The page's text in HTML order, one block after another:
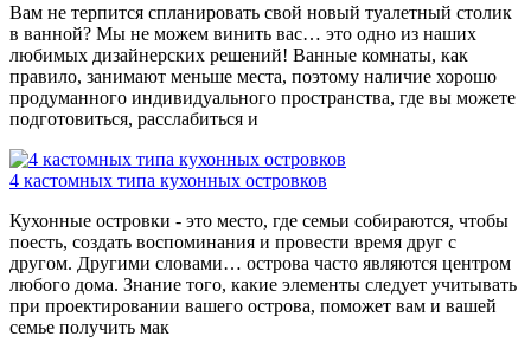
Вам не терпится спланировать свой новый туалетный столик
в ванной? Мы не можем винить вас… это одно из наших
любимых дизайнерских решений! Ванные комнаты, как
правило, занимают меньше места, поэтому наличие хорошо
продуманного индивидуального пространства, где вы можете
подготовиться, расслабиться и
4 кастомных типа кухонных островков
Кухонные островки - это место, где семьи собираются, чтобы
поесть, создать воспоминания и провести время друг с
другом. Другими словами… острова часто являются центром
любого дома. Знание того, какие элементы следует учитывать
при проектировании вашего острова, поможет вам и вашей
семье получить мак